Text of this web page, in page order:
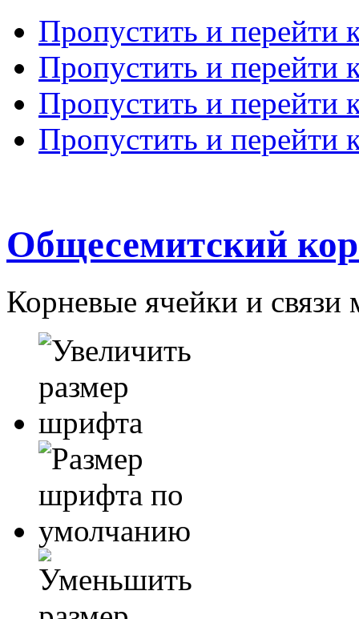
Пропустить и перейти
Пропустить и перейти
Пропустить и перейти
Пропустить и перейти
Общесемитский
Корневые ячейки и